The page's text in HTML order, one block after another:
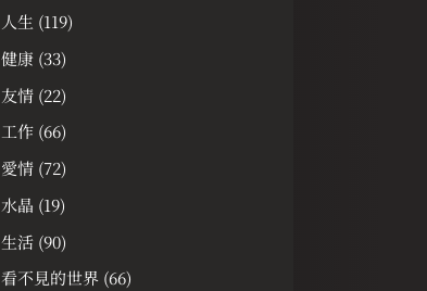
人生 (119)
健康(33)
友情(22)
工作(66)
愛情(72)
水晶 (19)
生活(90)
看不見的世界(66)